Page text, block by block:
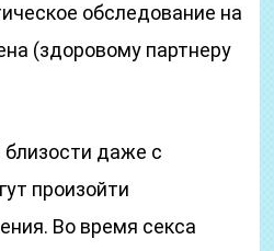
обследование на
(здоровому партнеру
даже с
произойти
Во время секса